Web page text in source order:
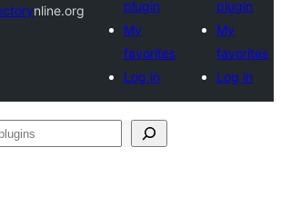
nline.org
plugin
My
favorites
Log in
plugin
My
favorites
Log in